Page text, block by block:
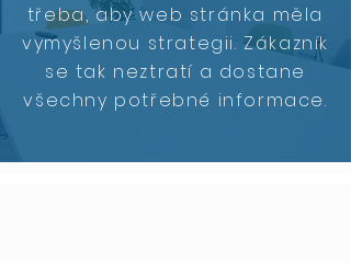
třeba, aby web stránka měla
vymyšlenou strategii. Zákazník
se tak neztratí a dostane
všechny potřebné informace.